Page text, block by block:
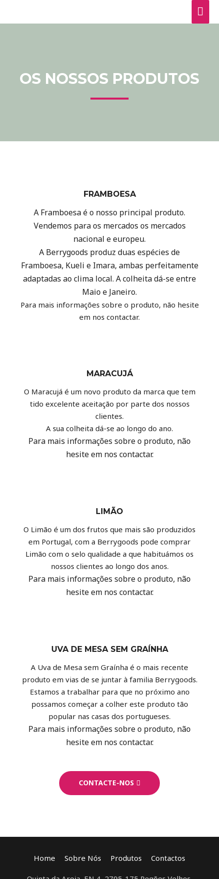
OS NOSSOS PRODUTOS
FRAMBOESA
A Framboesa é o nosso principal produto.
Vendemos para os mercados os mercados
nacional e europeu.
A Berrygoods produz duas espécies de
Framboesa, Kueli e Imara, ambas perfeitamente
adaptadas ao clima local. A colheita dá-se entre
Maio e Janeiro.
Para mais informações sobre o produto, não hesite
em nos contactar.
MARACUJÁ
O Maracujá é um novo produto da marca que tem
tido excelente aceitação por parte dos nossos
clientes.
A sua colheita dá-se ao longo do ano.
Para mais informações sobre o produto, não
hesite em nos contactar.
LIMÃO
O Limão é um dos frutos que mais são produzidos
em Portugal, com a Berrygoods pode comprar
Limão com o selo qualidade a que habituámos os
nossos clientes ao longo dos anos.
Para mais informações sobre o produto, não
hesite em nos contactar.
UVA DE MESA SEM GRAÍNHA
A Uva de Mesa sem Graínha é o mais recente
produto em vias de se juntar à familia Berrygoods.
Estamos a trabalhar para que no próximo ano
possamos começar a colher este produto tão
popular nas casas dos portugueses.
Para mais informações sobre o produto, não
hesite em nos contactar.
CONTACTE-NOS
Home Sobre Nós Produtos Contactos